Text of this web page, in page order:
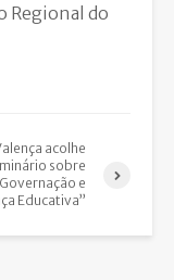
Regional do
acolhe
sobre
e
Educativa”